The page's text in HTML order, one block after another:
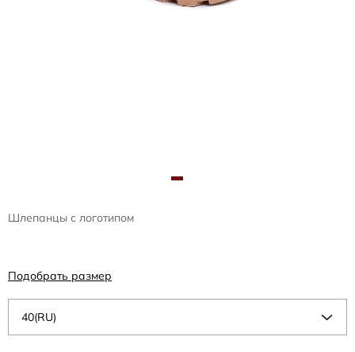
Шлепанцы с логотипом
40(RU)
Подобрать размер